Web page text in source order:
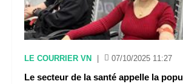
LE COURRIER VN 07/10/2025 11:27
Le secteur de la santé appelle la